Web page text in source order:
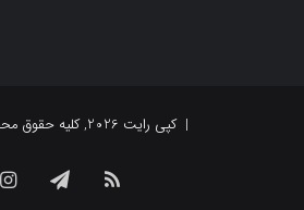
© کپی رایت 2026, کلیه حقوق محفوظ است |
InstagramTelegram
RSS